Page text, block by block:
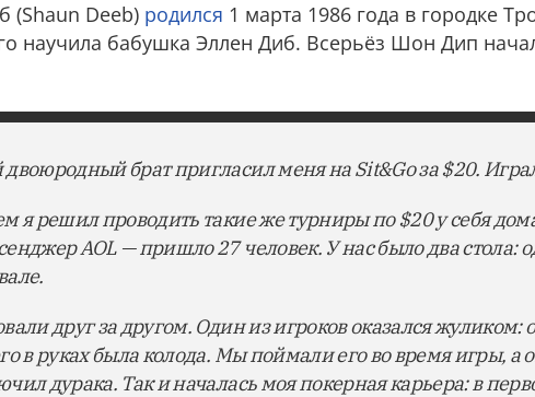
(Shaun Deeb) родился 1 марта 1986 года в городке
научила бабушка Эллен Диб. Всерьёз Шон Дип
брат пригласил меня на Sit&Go за $20.
я решил проводить такие же турниры по $20 у себя
AOL — пришло 27 человек. У нас было два стола:
друг за другом. Один из игроков оказался
в руках была колода. Мы поймали его во время игры, а
дурака. Так и началась моя покерная карьера: в